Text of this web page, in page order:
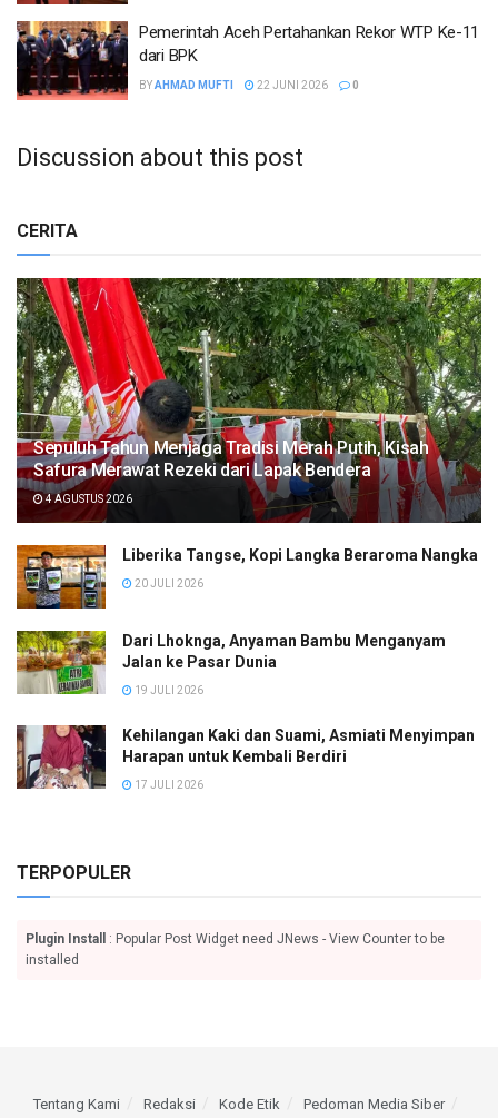
Pemerintah Aceh Pertahankan Rekor WTP Ke-11
dari BPK
BYAHMAD MUFTI 22 JUNI 2026 0
Discussion about this post
CERITA
Sepuluh Tahun Menjaga Tradisi Merah Putih, Kisah
Safura Merawat Rezeki dari Lapak Bendera
4 AGUSTUS 2026
Liberika Tangse, Kopi Langka Beraroma Nangka
20 JULI 2026
Dari Lhoknga, Anyaman Bambu Menganyam
Jalan ke Pasar Dunia
19 JULI 2026
Kehilangan Kaki dan Suami, Asmiati Menyimpan
Harapan untuk Kembali Berdiri
17 JULI 2026
TERPOPULER
Plugin Install
: Popular Post Widget need JNews - View Counter to be
installed
Tentang Kami Redaksi Kode Etik Pedoman Media Siber